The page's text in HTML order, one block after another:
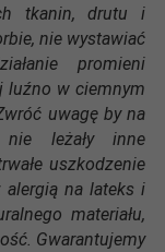
tkanin, drutu i
nie wystawiać
promieni
luźno w ciemnym
uwagę by na
nie leżały inne
uszkodzenie
na lateks i
materiału,
Gwarantujemy